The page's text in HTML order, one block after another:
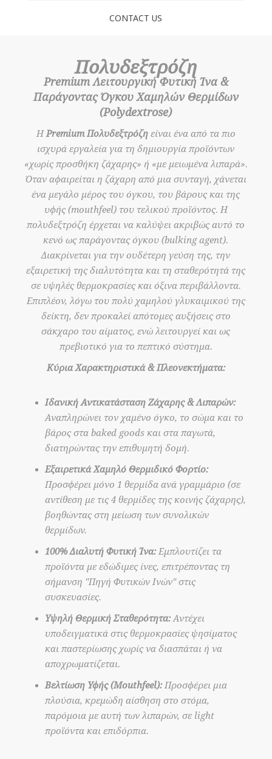
CONTACT US
Πολυδεξτρόζη
Premium Λειτουργική Φυτική Ίνα &
Παράγοντας Όγκου Χαμηλών Θερμίδων
(Polydextrose)
ΗPremium Πολυδεξτρόζηείναι ένα από τα πιο
ισχυρά εργαλεία για τη δημιουργία προϊόντων
«χωρίς προσθήκη ζάχαρης» ή «με μειωμένα λιπαρά».
Όταν αφαιρείται η ζάχαρη από μια συνταγή, χάνεται
ένα μεγάλο μέρος του όγκου, του βάρους και της
υφής (mouthfeel) του τελικού προϊόντος. Η
πολυδεξτρόζη έρχεται να καλύψει ακριβώς αυτό το
κενό ως παράγοντας όγκου (bulking agent).
Διακρίνεται για την ουδέτερη γεύση της, την
εξαιρετική της διαλυτότητα και τη σταθερότητά της
σε υψηλές θερμοκρασίες και όξινα περιβάλλοντα.
Επιπλέον, λόγω του πολύ χαμηλού γλυκαιμικού της
δείκτη, δεν προκαλεί απότομες αυξήσεις στο
σάκχαρο του αίματος, ενώ λειτουργεί και ως
πρεβιοτικό για το πεπτικό σύστημα.
Κύρια Χαρακτηριστικά & Πλεονεκτήματα:
Ιδανική Αντικατάσταση Ζάχαρης & Λιπαρών:
Αναπληρώνει τον χαμένο όγκο, το σώμα και το
βάρος στα baked goods και στα παγωτά,
διατηρώντας την επιθυμητή δομή.
Εξαιρετικά Χαμηλό Θερμιδικό Φορτίο:
Προσφέρει μόνο 1 θερμίδα ανά γραμμάριο (σε
αντίθεση με τις 4 θερμίδες της κοινής ζάχαρης),
βοηθώντας στη μείωση των συνολικών
θερμίδων.
100% Διαλυτή Φυτική Ίνα:Εμπλουτίζει τα
προϊόντα με εδώδιμες ίνες, επιτρέποντας τη
σήμανση "Πηγή Φυτικών Ινών" στις
συσκευασίες.
Υψηλή Θερμική Σταθερότητα:Αντέχει
υποδειγματικά στις θερμοκρασίες ψησίματος
και παστερίωσης χωρίς να διασπάται ή να
αποχρωματίζεται.
Βελτίωση Υφής (Mouthfeel):Προσφέρει μια
πλούσια, κρεμώδη αίσθηση στο στόμα,
παρόμοια με αυτή των λιπαρών, σε light
προϊόντα και επιδόρπια.